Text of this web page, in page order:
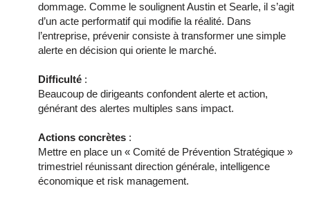
dommage. Comme le soulignent Austin et Searle, il s’agit
d’un acte performatif qui modifie la réalité. Dans
l’entreprise, prévenir consiste à transformer une simple
alerte en décision qui oriente le marché.
Difficulté :
Beaucoup de dirigeants confondent alerte et action,
générant des alertes multiples sans impact.
Actions concrètes :
Mettre en place un « Comité de Prévention Stratégique »
trimestriel réunissant direction générale, intelligence
économique et risk management.